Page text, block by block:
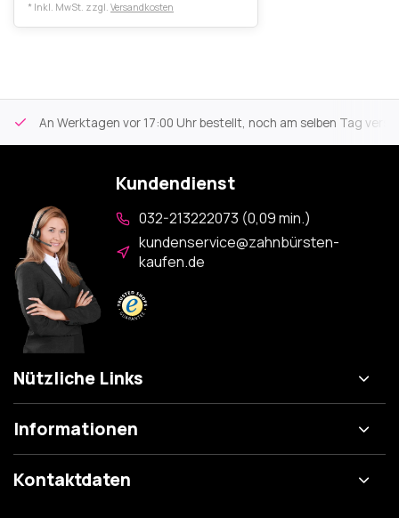
* Inkl. MwSt. zzgl. Versandkosten
An Werktagen vor 17:00 Uhr bestellt, noch am selben Tag
Kundendienst
032-213222073 (0,09 min.)
kundenservice@zahnbürsten-
kaufen.de
Nützliche Links
Informationen
Kontaktdaten